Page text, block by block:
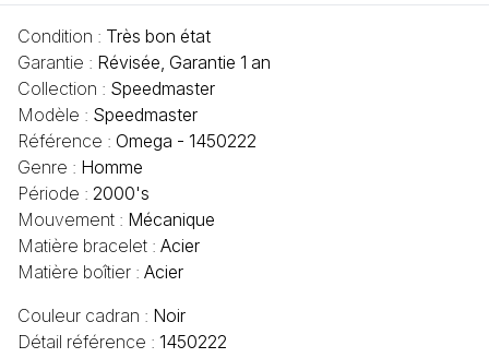
Condition : Très bon état
Garantie : Révisée, Garantie 1 an
Collection : Speedmaster
Modèle : Speedmaster
Référence : Omega - 1450222
Genre : Homme
Période : 2000's
Mouvement : Mécanique
Matière bracelet : Acier
Matière boîtier : Acier
Couleur cadran : Noir
Détail référence : 1450222